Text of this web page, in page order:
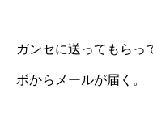
ガンセに送ってもらっ
ボからメールが届く。